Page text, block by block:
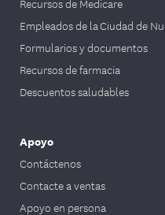
Empleados de la Ciudad de
Formularios y documentos
Recursos de farmacia
Descuentos saludables
Apoyo
Contáctenos
Contacte a ventas
Apoyo en persona